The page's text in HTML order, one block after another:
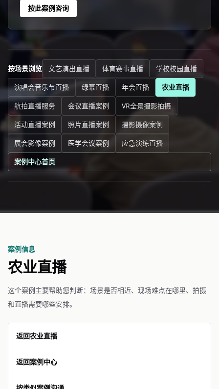
队菏泽一次电商助农直播活动。农业直播是近年来快速增长
的直播品类——农产品溯源让消费者看到"从田间到
按此案例咨询
按场景浏览 文艺演出直播 体育赛事直播
学校校园直播
演唱会音乐节直播
绿幕直播 年会直播
农业直播
航拍直播服务
会议直播案例
VR全景摄影拍摄
活动直播案例
照片直播案例
摄影摄像案例
展会影像案例
医学会议案例
应急演练直播
案例中心首页
案例信息
农业直播
这个案例主要帮助您判断：场景是否相近、现场难点在哪里、拍摄
和直播需要哪些安排。
返回农业直播
返回案例中心